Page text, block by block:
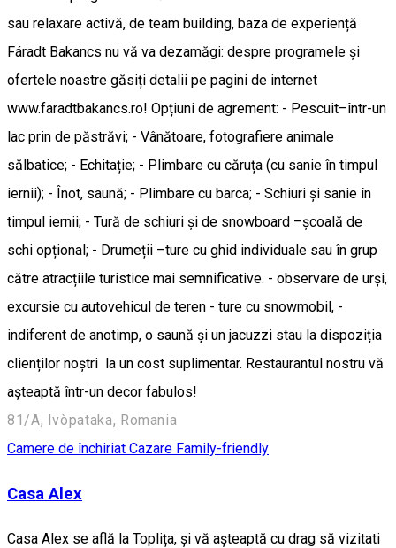
sau relaxare activă, de team building, baza de experiență
Fáradt Bakancs nu vă va dezamăgi: despre programele și
ofertele noastre găsiți detalii pe pagini de internet
www.faradtbakancs.ro! Opțiuni de agrement: - Pescuit–într-un
lac prin de păstrăvi; - Vânătoare, fotografiere animale
sălbatice; - Echitație; - Plimbare cu căruța (cu sanie în timpul
iernii); - Înot, saună; - Plimbare cu barca; - Schiuri și sanie în
timpul iernii; - Tură de schiuri și de snowboard –școală de
schi opțional; - Drumeții –ture cu ghid individuale sau în grup
către atracțiile turistice mai semnificative. - observare de urși,
excursie cu autovehicul de teren - ture cu snowmobil, -
indiferent de anotimp, o saună și un jacuzzi stau la dispoziția
clienților noștri la un cost suplimentar. Restaurantul nostru vă
așteaptă într-un decor fabulos!
81/A, Ivòpataka, Romania
Camere de închiriat Cazare Family-friendly
Casa Alex
Casa Alex se află la Toplița, și vă așteaptă cu drag să vizitati